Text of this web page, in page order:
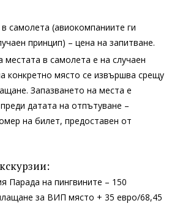
самолета (авиокомпаниите ги
принцип) – цена на запитване.
местата в самолета е на случаен
конкретно място се извършва срещу
Запазването на места е
датата на отпътуване –
на билет, предоставен от
Парада на пингвините – 150
за ВИП място + 35 евро/68,45